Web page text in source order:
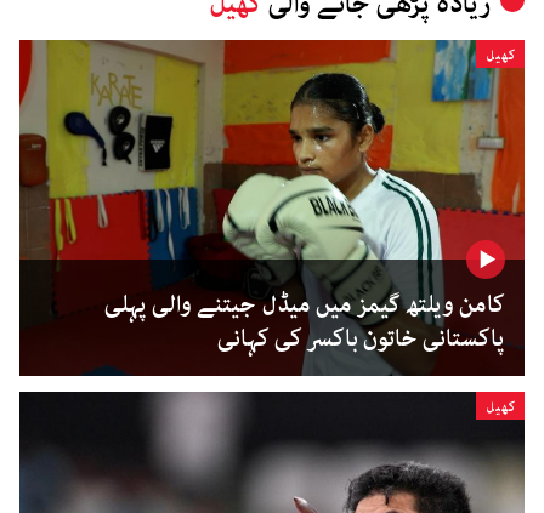
کھیل
کامن ویلتھ گیمز میں میڈل جیتنے والی پہلی
پاکستانی خاتون باکسر کی کہانی
کھیل